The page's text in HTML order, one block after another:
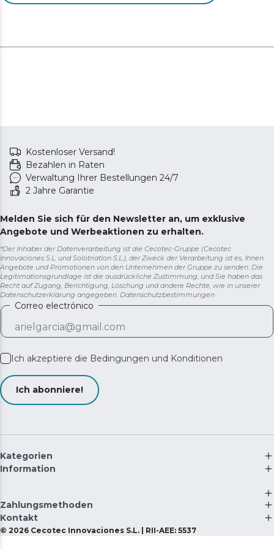
Minuten.
Kostenloser Versand!
Bezahlen in Raten
Verwaltung Ihrer Bestellungen 24/7
2 Jahre Garantie
Melden Sie sich für den Newsletter an, um exklusive
Angebote und Werbeaktionen zu erhalten.
*Der Inhaber der Datenverarbeitung ist die Cecotec-Gruppe (Cecotec
Innovaciones S.L. und Solotriatlon S.L.), der Zweck der Verarbeitung ist es, Ihnen
Angebote und Promotionen von den Unternehmen der Gruppe zu senden. Die
Legitimationsgrundlage ist die ausdrückliche Zustimmung, und Sie haben das
Recht auf Zugang, Berichtigung, Löschung und andere Rechte, wie in unserer
Datenschutzerklärung angegeben. Datenschutzbestimmungen
Correo electrónico
Ich akzeptiere die Bedingungen und Konditionen
Ich abonniere!
Kategorien
Information
Zahlungsmethoden
Kontakt
© 2026 Cecotec Innovaciones S.L. | RII-AEE: 5537